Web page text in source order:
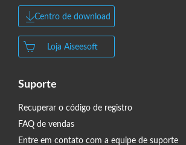
Centro de download
Loja Aiseesoft
Suporte
Recuperar o código de registro
FAQ de vendas
Entre em contato com a equipe de suporte